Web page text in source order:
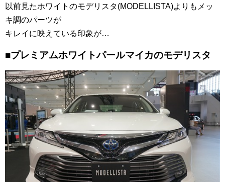
以前見たホワイトのモデリスタ(MODELLISTA)よりもメッ
キ調のパーツが
キレイに映えている印象が…
■プレミアムホワイトパールマイカのモデリスタ